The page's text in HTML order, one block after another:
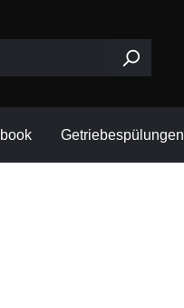
Getriebespülungen